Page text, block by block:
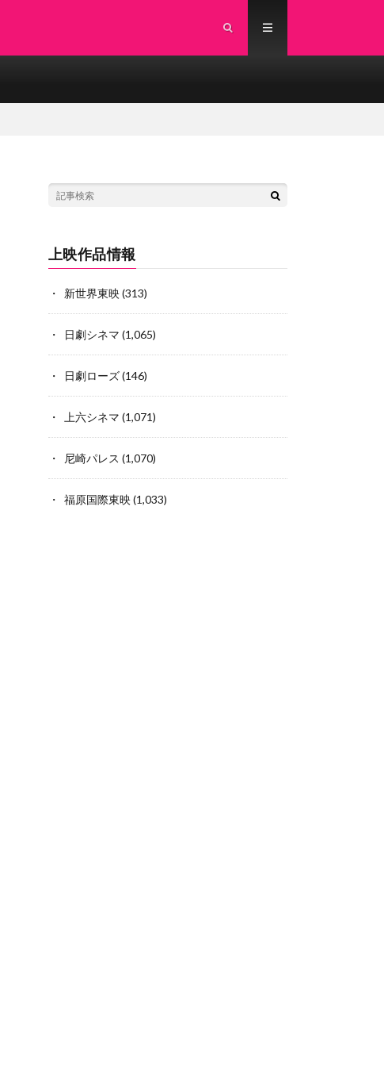
上映作品情報
新世界東映(313)
日劇シネマ (1,065)
日劇ローズ(146)
上六シネマ (1,071)
尼崎パレス (1,070)
福原国際東映(1,033)